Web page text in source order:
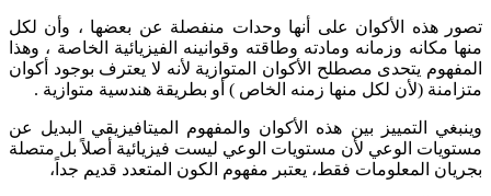
تصور هذه الأكوان على أنها وحدات منفصلة عن بعضها ، وأن لكل
منها مكانه وزمانه ومادته وطاقته وقوانينه الفيزيائية الخاصة ، وهذا
المفهوم يتحدى مصطلح الأكوان المتوازية لأنه لا يعترف بوجود أكوان
متزامنة (لأن لكل منها زمنه الخاص ) أو بطريقة هندسية متوازية .
وينبغي التمييز بين هذه الأكوان والمفهوم الميتافيزيقي البديل عن
مستويات الوعي لأن مستويات الوعي ليست فيزيائية أصلاً بل متصلة
بجريان المعلومات فقط، يعتبر مفهوم الكون المتعدد قديم جداً،